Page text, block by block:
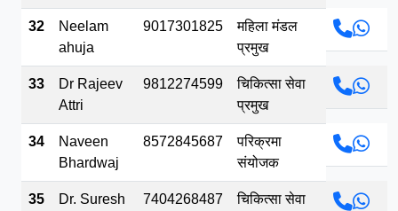
32
Neelam
ahuja
9017301825
महिला मंडल
प्रमुख
33
Dr Rajeev
Attri
9812274599
चिकित्सा सेवा
प्रमुख
34
Naveen
Bhardwaj
8572845687
परिक्रमा
संयोजक
35
Dr. Suresh
7404268487
चिकित्सा सेवा